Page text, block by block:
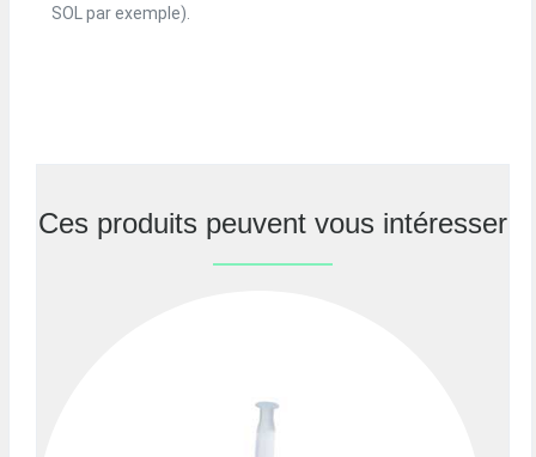
SOL par exemple).
Ces produits peuvent vous intéresser